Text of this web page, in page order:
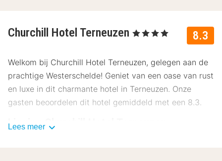
8.3
Churchill Hotel Terneuzen , 4 Sterren
Welkom bij Churchill Hotel Terneuzen, gelegen aan de
prachtige Westerschelde! Geniet van een oase van rust
en luxe in dit charmante hotel in Terneuzen. Onze
gasten beoordelen dit hotel gemiddeld met een 8.3.
Ligging Churchill Hotel Terneuzen
Lees meer